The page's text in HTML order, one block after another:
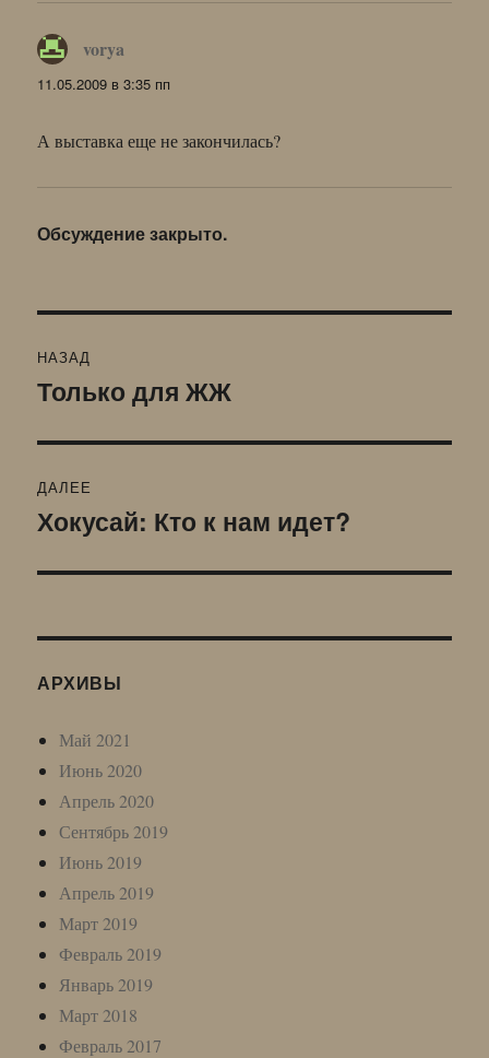
vorya
11.05.2009 в 3:35 пп
А выставка еще не закончилась?
Обсуждение закрыто.
по
НАЗАД
Предыдущая
Только для ЖЖ
ДАЛЕЕ
Следующая
Хокусай: Кто к нам идет?
АРХИВЫ
Май 2021
Июнь 2020
Апрель 2020
Сентябрь 2019
Июнь 2019
Апрель 2019
Март 2019
Февраль 2019
Январь 2019
Март 2018
Февраль 2017